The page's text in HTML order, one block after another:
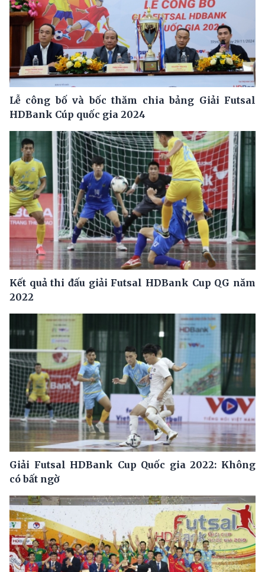
Lễ công bố và bốc thăm chia bảng Giải Futsal
HDBank Cúp quốc gia 2024
Kết quả thi đấu giải Futsal HDBank Cup QG năm
2022
Giải Futsal HDBank Cup Quốc gia 2022: Không
có bất ngờ